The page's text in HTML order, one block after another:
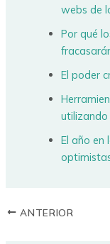
webs de
Por qué
El poder
El año en
ANTERIOR